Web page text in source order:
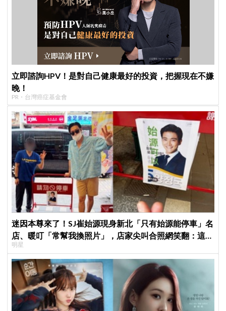
立即諮詢HPV！是對自己健康最好的投資，把握現在不嫌
晚！
PR・台灣癌症基金會
迷因本尊來了！SJ崔始源現身新北「只有始源能停車」名
店、暖叮「常幫我換照片」，店家尖叫合照網笑翻：這輩
子不能脫粉了
明星